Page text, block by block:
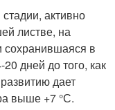
активно
листве, на
сохранившаяся в
дней до того, как
дает
выше +7 °С.